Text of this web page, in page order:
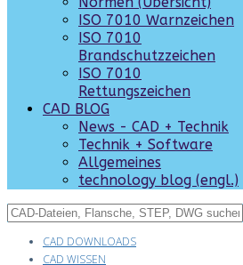
ISO 7010 Warnzeichen
ISO 7010
Brandschutzzeichen
ISO 7010
Rettungszeichen
CAD BLOG
News - CAD + Technik
Technik + Software
Allgemeines
technology blog (engl.)
CAD DOWNLOADS
CAD WISSEN